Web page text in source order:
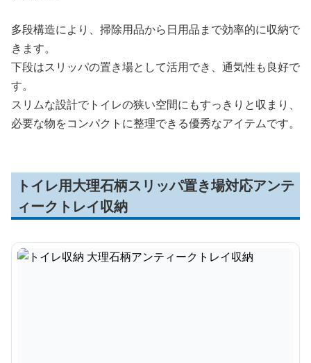
多段構造により、掃除用品から日用品まで効率的に収納で
きます。
下段はスリッパの置き場として活用でき、通気性も良好で
す。
スリムな設計でトイレの狭い空間にもすっきりと収まり、
必要な物をコンパクトに整理できる優秀なアイテムです。
トイレ用大理石柄スリッパ置き場対応アンテ
ィークトレイ収納